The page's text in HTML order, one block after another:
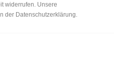
widerrufen. Unsere
der Datenschutzerklärung.